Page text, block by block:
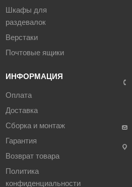
Шкафы для
раздевалок
Верстаки
Почтовые ящики
ИНФОРМАЦИЯ
Оплата
Доставка
Сборка и монтаж
Гарантия
Возврат товара
Политика
конфиденциальности